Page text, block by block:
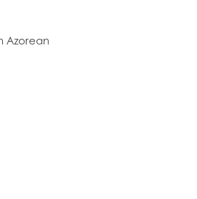
Azorean